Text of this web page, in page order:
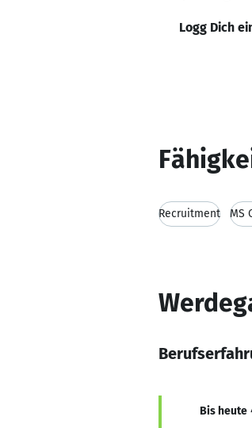
Logg Dich
Recruitment MS
Bis heute